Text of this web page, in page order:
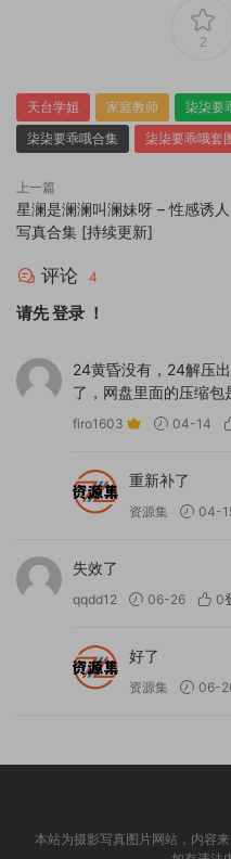
2
天台学姐 家庭教师 柒柒要
柒柒要乖哦合集
柒柒要乖哦套
上一篇
星澜是澜澜叫澜妹呀 – 性感诱人
写真合集 [持续更新]
评论 4
请先登录 ！
24黄昏没有，24解压
了，网盘里面的压缩包
firo1603 04-14
重新补了
资源集 04-
失效了
qqdd12 06-26 0
好了
资源集 06-
本站为摄影写真图片网站，内容